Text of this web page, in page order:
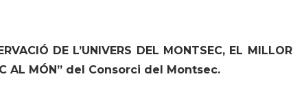
DE L’UNIVERS DEL MONTSEC, EL MILLOR
AL MÓN” del Consorci del Montsec.